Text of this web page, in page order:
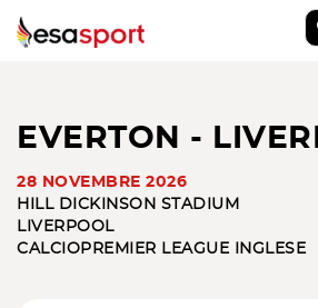
EVERTON -
28 NOVEMBRE 2026
HILL DICKINSON STADIUM
LIVERPOOL
CALCIO PREMIER LEAGUE INGLESE